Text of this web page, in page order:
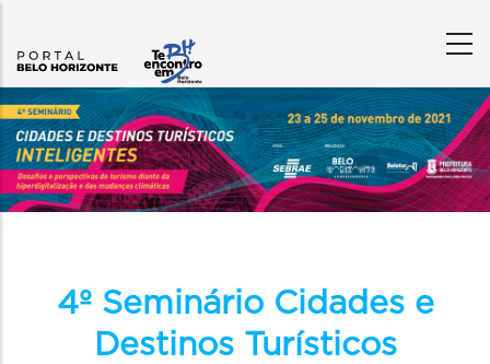
Content
Builder
4º Seminário Cidades e
Destinos Turísticos